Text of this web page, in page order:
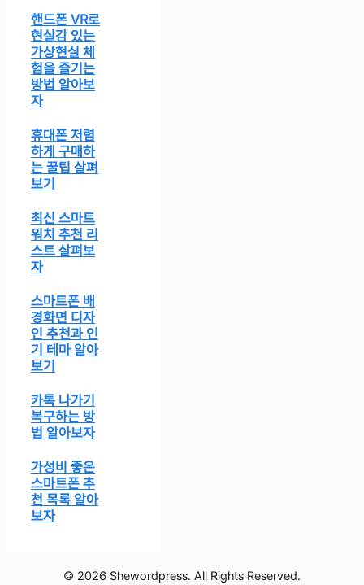
핸드폰 VR로
현실감 있는
가상현실 체
험을 즐기는
방법 알아보
자
휴대폰 저렴
하게 구매하
는 꿀팁 살펴
보기
최신 스마트
워치 추천 리
스트 살펴보
자
스마트폰 배
경화면 디자
인 추천과 인
기 테마 알아
보기
카톡 나가기
복구하는 방
법 알아보자
가성비 좋은
스마트폰 추
천 목록 알아
보자
© 2026 Shewordpress. All Rights Reserved.